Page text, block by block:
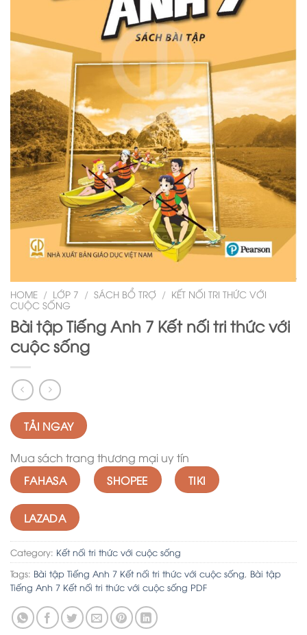
HOME / LỚP 7 / SÁCH BỔ TRỢ / KẾT NỐI TRI THỨC VỚI
CUỘC SỐNG
Bài tập Tiếng Anh 7 Kết nối tri thức với
cuộc sống
TẢI NGAY
Mua sách trang thương mại uy tín
FAHASA SHOPEE TIKI
LAZADA
Category: Kết nối tri thức với cuộc sống
Tags: Bài tập Tiếng Anh 7 Kết nối tri thức với cuộc sống, Bài tập
Tiếng Anh 7 Kết nối tri thức với cuộc sống PDF